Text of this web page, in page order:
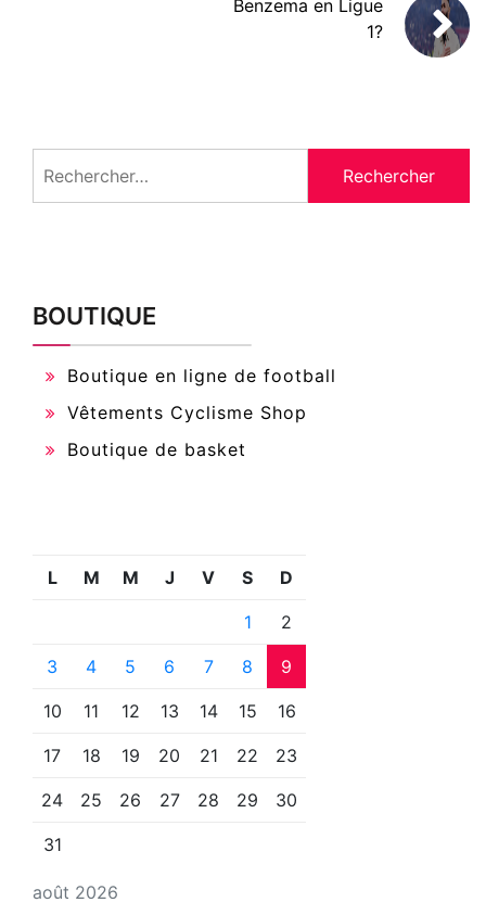
Benzema en Ligue
1?
BOUTIQUE
Boutique en ligne de football
Vêtements Cyclisme Shop
Boutique de basket
août 2026
L M M J V S D
1 2
3 4 5 6 7 8 9
10 11 12 13 14 15 16
17 18 19 20 21 22 23
24 25 26 27 28 29 30
31